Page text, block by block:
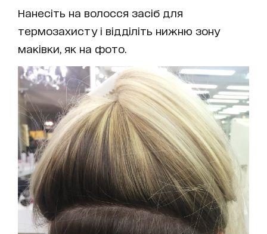
Нанесіть на волосся засіб для
термозахисту і відділіть нижню зону
маківки, як на фото.